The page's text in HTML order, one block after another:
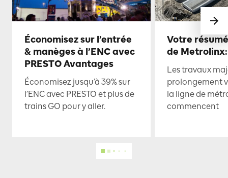
Économisez sur l’entrée
& manèges à l’ENC avec
PRESTO Avantages
Économisez jusqu’à 39% sur
l’ENC avec PRESTO et plus de
trains GO pour y aller.
Votre
de
Les travaux
prolongement
la ligne de
commencent